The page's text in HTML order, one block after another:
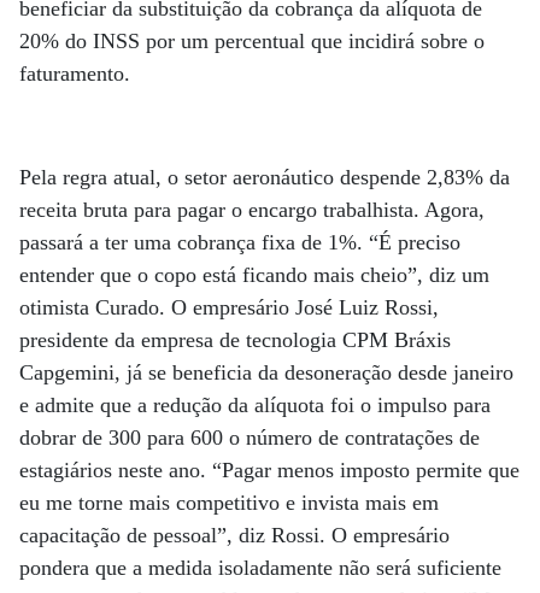
beneficiar da substituição da cobrança da alíquota de
20% do INSS por um percentual que incidirá sobre o
faturamento.
Pela regra atual, o setor aeronáutico despende 2,83% da
receita bruta para pagar o encargo trabalhista. Agora,
passará a ter uma cobrança fixa de 1%. “É preciso
entender que o copo está ficando mais cheio”, diz um
otimista Curado. O empresário José Luiz Rossi,
presidente da empresa de tecnologia CPM Bráxis
Capgemini, já se beneficia da desoneração desde janeiro
e admite que a redução da alíquota foi o impulso para
dobrar de 300 para 600 o número de contratações de
estagiários neste ano. “Pagar menos imposto permite que
eu me torne mais competitivo e invista mais em
capacitação de pessoal”, diz Rossi. O empresário
pondera que a medida isoladamente não será suficiente